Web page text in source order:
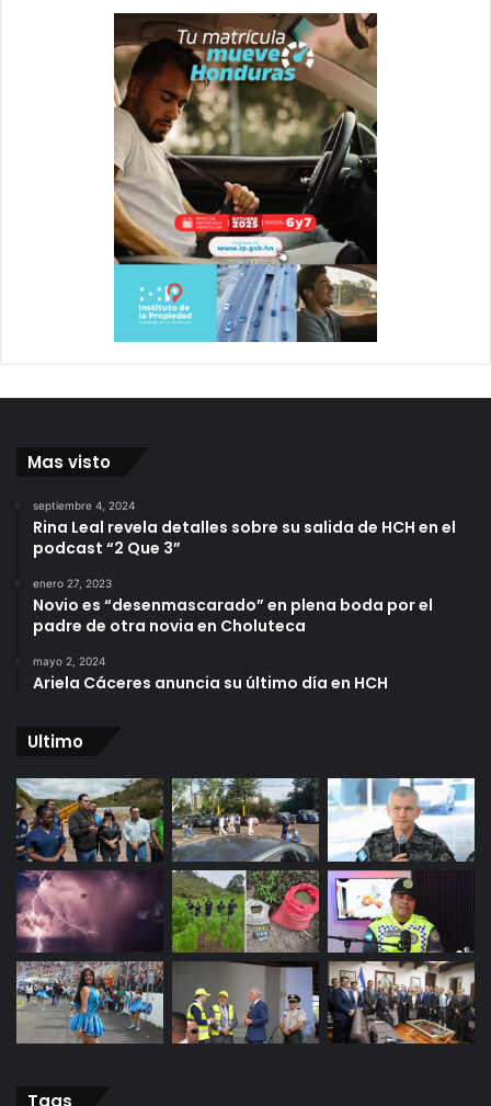
Mas visto
septiembre 4, 2024
Rina Leal revela detalles sobre su salida de HCH en el
podcast “2 Que 3”
enero 27, 2023
Novio es “desenmascarado” en plena boda por el
padre de otra novia en Choluteca
mayo 2, 2024
Ariela Cáceres anuncia su último día en HCH
Ultimo
Tags